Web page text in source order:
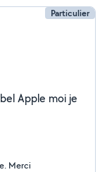
Particulier